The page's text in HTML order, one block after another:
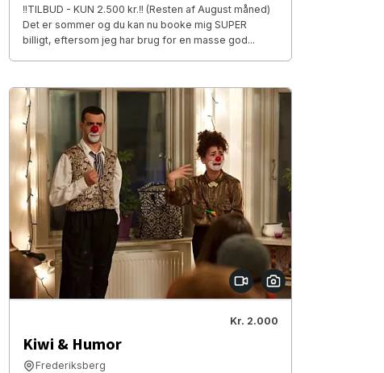
‼️TILBUD - KUN 2.500 kr.‼️ (Resten af August måned)
Det er sommer og du kan nu booke mig SUPER
billigt, eftersom jeg har brug for en masse god...
Kr. 2.000
Kiwi & Humor
Frederiksberg